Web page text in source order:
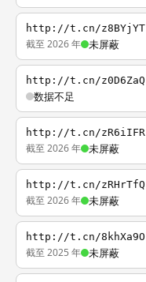
http://t.cn/z8BYjYT
截至 2026 年 未屏蔽
http://t.cn/z0D6ZaQ
数据不足
http://t.cn/zR6iIFR
截至 2026 年 未屏蔽
http://t.cn/zRHrTfQ
截至 2026 年 未屏蔽
http://t.cn/8khXa9O
截至 2025 年 未屏蔽